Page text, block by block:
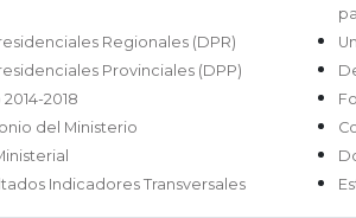
Regionales (DPR)
Provinciales (DPP)
2018
del Ministerio
Indicadores Transversales